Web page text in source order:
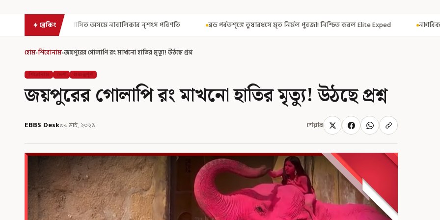
ব্রেকিং
নাবালিকার নৃশংস পরিণতি ব্রড পর্বতশৃঙ্গে তুষারধসে মৃত নির্মল পুরজা! নিশ্চিত করল Elite Exped নাগরিকত্ব দিতেই CAA! ৩০০ মতুয়াকে
হোম›শিরোনাম›জয়পুরের গোলাপি রং মাখনো হাতির মৃত্যু! উঠছে প্রশ্ন
শিরোনাম দেশ গুরুত্বপূর্ণ
জয়পুরের গোলাপি রং মাখনো হাতির মৃত্যু! উঠছে প্রশ্ন
EBBS Desk৩১ মার্চ, ২০২৬ শেয়ার